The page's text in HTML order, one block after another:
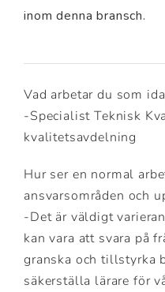
inom denna bransch.
Vad arbetar du som
-Specialist Teknisk
kvalitetsavdelning
Hur ser en normal
ansvarsområden och
-Det är väldigt
kan vara att svara på
granska och tillstyrka
säkerställa lärare för